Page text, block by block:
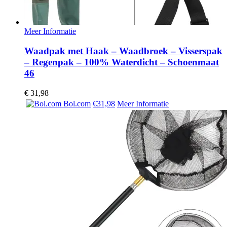
Meer Informatie
Waadpak met Haak – Waadbroek – Visserspak
– Regenpak – 100% Waterdicht – Schoenmaat
46
€ 31,98
Bol.com €31,98 Meer Informatie